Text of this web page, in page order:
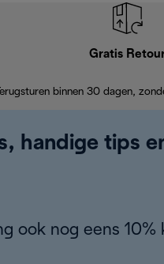
Gratis
Terugsturen binnen 30 dagen,
handige tips
ook nog eens 10%